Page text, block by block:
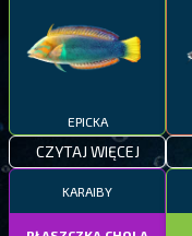
EPICKA
CZYTAJ WIĘCEJ
KARAIBY